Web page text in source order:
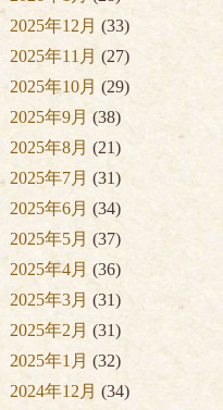
2025年12月 (33)
2025年11月 (27)
2025年10月 (29)
2025年9月 (38)
2025年8月 (21)
2025年7月 (31)
2025年6月 (34)
2025年5月 (37)
2025年4月 (36)
2025年3月 (31)
2025年2月 (31)
2025年1月 (32)
2024年12月 (34)